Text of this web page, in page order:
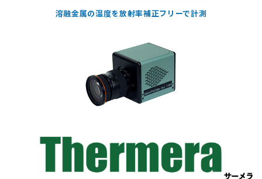
溶融金属の温度を放射率補正フリーで計測